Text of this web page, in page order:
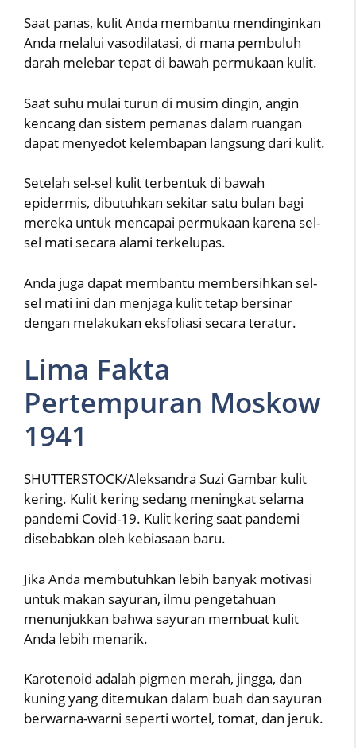
Saat panas, kulit Anda membantu mendinginkan
Anda melalui vasodilatasi, di mana pembuluh
darah melebar tepat di bawah permukaan kulit.
Saat suhu mulai turun di musim dingin, angin
kencang dan sistem pemanas dalam ruangan
dapat menyedot kelembapan langsung dari kulit.
Setelah sel-sel kulit terbentuk di bawah
epidermis, dibutuhkan sekitar satu bulan bagi
mereka untuk mencapai permukaan karena sel-
sel mati secara alami terkelupas.
Anda juga dapat membantu membersihkan sel-
sel mati ini dan menjaga kulit tetap bersinar
dengan melakukan eksfoliasi secara teratur.
Lima Fakta
Pertempuran Moskow
1941
SHUTTERSTOCK/Aleksandra Suzi Gambar kulit
kering. Kulit kering sedang meningkat selama
pandemi Covid-19. Kulit kering saat pandemi
disebabkan oleh kebiasaan baru.
Jika Anda membutuhkan lebih banyak motivasi
untuk makan sayuran, ilmu pengetahuan
menunjukkan bahwa sayuran membuat kulit
Anda lebih menarik.
Karotenoid adalah pigmen merah, jingga, dan
kuning yang ditemukan dalam buah dan sayuran
berwarna-warni seperti wortel, tomat, dan jeruk.